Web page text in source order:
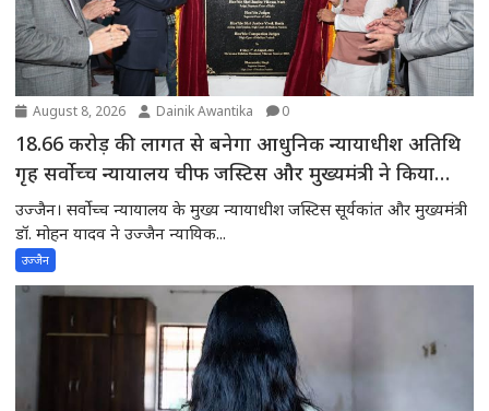
August 8, 2026 Dainik Awantika 0
18.66 करोड़ की लागत से बनेगा आधुनिक न्यायाधीश अतिथि
गृह सर्वोच्च न्यायालय चीफ जस्टिस और मुख्यमंत्री ने किया
भूमिपूजन
उज्जैन। सर्वोच्च न्यायालय के मुख्य न्यायाधीश जस्टिस सूर्यकांत और मुख्यमंत्री
डॉ. मोहन यादव ने उज्जैन न्यायिक...
उज्जैन